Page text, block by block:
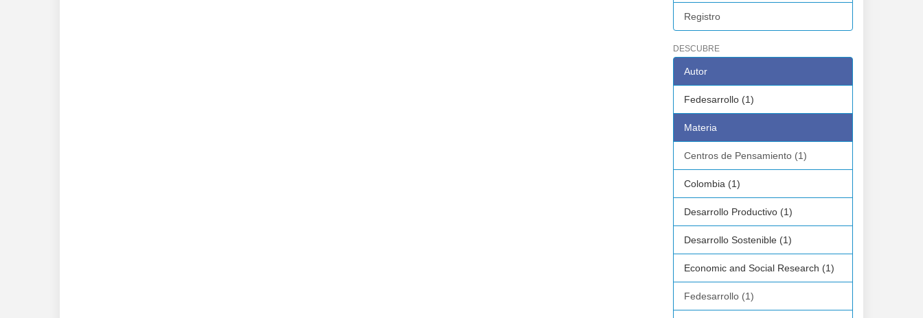
Registro
DESCUBRE
Autor
Fedesarrollo (1)
Materia
Centros de Pensamiento (1)
Colombia (1)
Desarrollo Productivo (1)
Desarrollo Sostenible (1)
Economic and Social Research (1)
Fedesarrollo (1)